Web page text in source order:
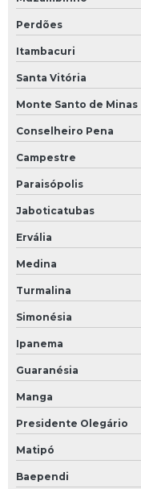
Perdões
Itambacuri
Santa Vitória
Monte Santo de Minas
Conselheiro Pena
Campestre
Paraisópolis
Jaboticatubas
Ervália
Medina
Turmalina
Simonésia
Ipanema
Guaranésia
Manga
Presidente Olegário
Matipó
Baependi